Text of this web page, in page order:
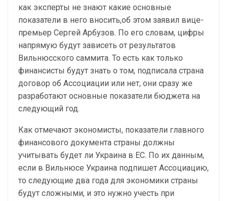
как эксперты не знают какие основные
показатели в него вносить,об этом заявил вице-
премьер Сергей Арбузов. По его словам, цифры
напрямую будут зависеть от результатов
Вильнюсского саммита. То есть как только
финансисты будут знать о том, подписала страна
договор об Ассоциации или нет, они сразу же
разработают основные показатели бюджета на
следующий год.
Как отмечают экономисты, показатели главного
финансового документа страны должны
учитывать будет ли Украина в ЕС. По их данным,
если в Вильнюсе Украина подпишет Ассоциацию,
то следующие два года для экономики страны
будут сложными, и это нужно учесть при